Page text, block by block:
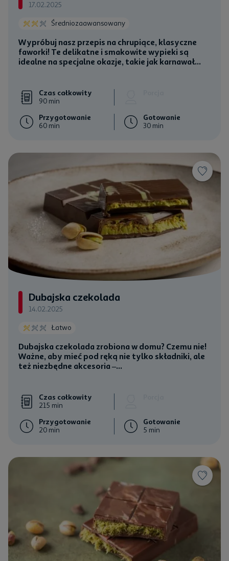
17.02.2025
Średniozaawansowany
Wypróbuj nasz przepis na chrupiące, klasyczne
faworki! Te delikatne i smakowite wypieki są
idealne na specjalne okazje, takie jak karnawał...
Czas całkowity
90 min
Przygotowanie
60 min
Gotowanie
30 min
Dubajska czekolada
14.02.2025
Łatwo
Dubajska czekolada zrobiona w domu? Czemu nie!
Ważne, aby mieć pod ręką nie tylko składniki, ale
też niezbędne akcesoria –...
Czas całkowity
215 min
Przygotowanie
20 min
Gotowanie
5 min